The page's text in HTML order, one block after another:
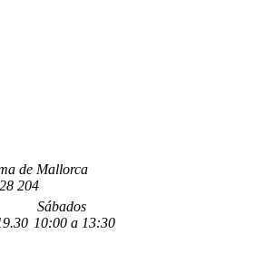
de Mallorca
204
0
Sábados
10:00 a 13:30